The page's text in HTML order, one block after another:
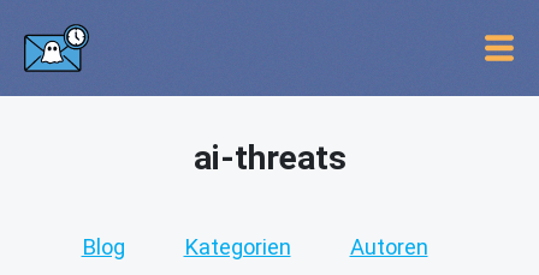
ai-threats
Blog Kategorien Autoren